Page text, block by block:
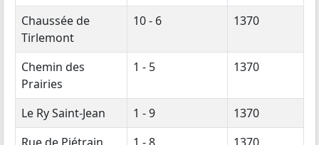
Chaussée de
Tirlemont
10 - 6 1370
Chemin des
Prairies
1 - 5 1370
Le Ry Saint-Jean 1 - 9
1370